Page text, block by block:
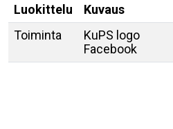
Luokittelu Kuvaus
Toiminta
KuPS logo
Facebook